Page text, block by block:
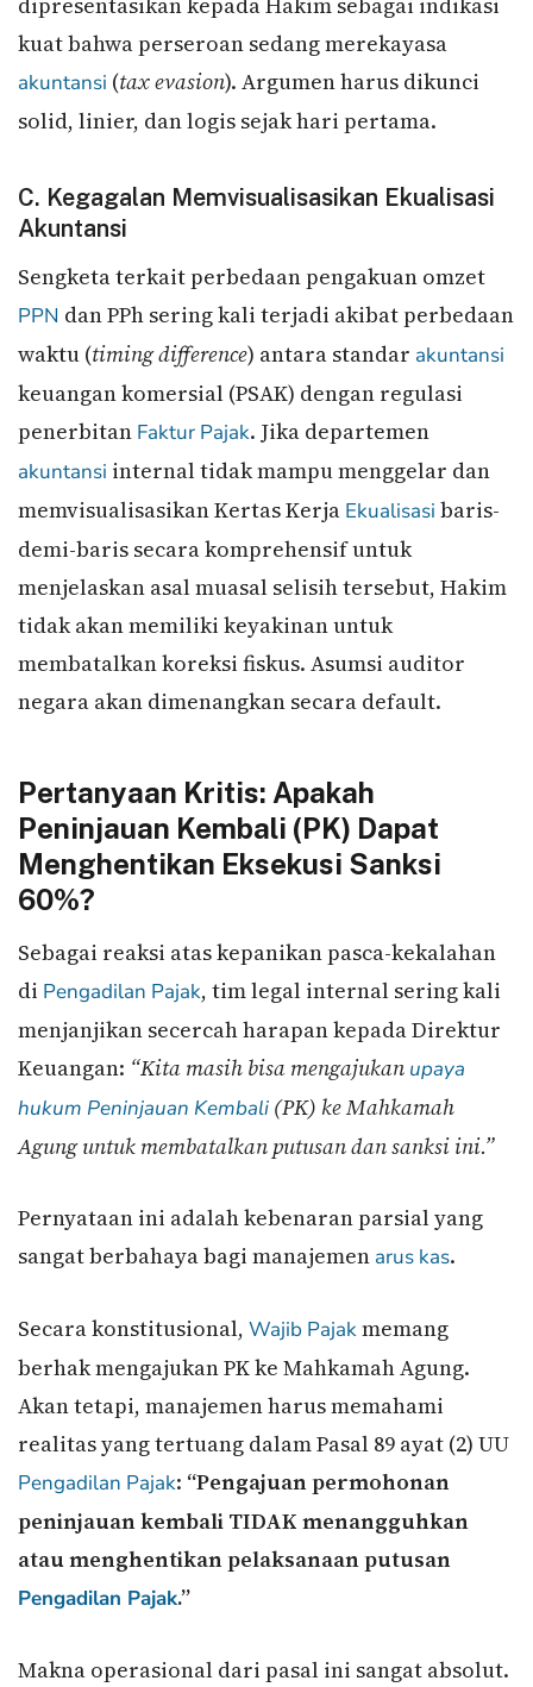
kuat bahwa perseroan sedang merekayasa
akuntansi (tax evasion). Argumen harus dikunci
solid, linier, dan logis sejak hari pertama.
C. Kegagalan Memvisualisasikan Ekualisasi
Akuntansi
Sengketa terkait perbedaan pengakuan omzet
PPN dan PPh sering kali terjadi akibat perbedaan
waktu (timing difference) antara standar akuntansi
keuangan komersial (PSAK) dengan regulasi
penerbitan Faktur Pajak. Jika departemen
akuntansi internal tidak mampu menggelar dan
memvisualisasikan Kertas Kerja Ekualisasi baris-
demi-baris secara komprehensif untuk
menjelaskan asal muasal selisih tersebut, Hakim
tidak akan memiliki keyakinan untuk
membatalkan koreksi fiskus. Asumsi auditor
negara akan dimenangkan secara default.
Pertanyaan Kritis: Apakah
Peninjauan Kembali (PK) Dapat
Menghentikan Eksekusi Sanksi
60%?
Sebagai reaksi atas kepanikan pasca-kekalahan
di Pengadilan Pajak, tim legal internal sering kali
menjanjikan secercah harapan kepada Direktur
Keuangan: “Kita masih bisa mengajukan upaya
hukum Peninjauan Kembali (PK) ke Mahkamah
Agung untuk membatalkan putusan dan sanksi ini.”
Pernyataan ini adalah kebenaran parsial yang
sangat berbahaya bagi manajemen arus kas.
Secara konstitusional, Wajib Pajakmemang
berhak mengajukan PK ke Mahkamah Agung.
Akan tetapi, manajemen harus memahami
realitas yang tertuang dalam Pasal 89 ayat (2) UU
Pengadilan Pajak: “Pengajuan permohonan
peninjauan kembali TIDAK menangguhkan
atau menghentikan pelaksanaan putusan
Pengadilan Pajak.”
Makna operasional dari pasal ini sangat absolut.